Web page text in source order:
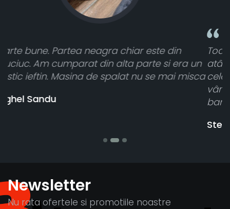
un
Toate sunt foarte luminoase și funcționează
atât de bine în curtea din spate. A primit
cele 8 bucati dar una nu a funcționat,
vânzătorul a răspuns rapid și a rambursat
banii pentru 1 bucata, Multumesc
Newsletter
Nu rata ofertele si promotiile noastre